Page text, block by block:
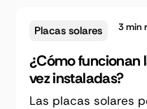
Placas solares 3min
¿Cómo funcionan
vez instaladas?
Las placas solares